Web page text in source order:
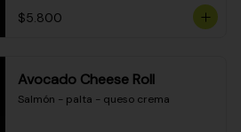
$5.800
Avocado Cheese Roll
Salmón - palta - queso crema